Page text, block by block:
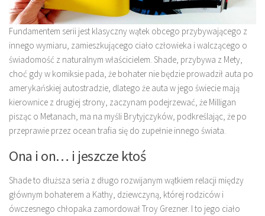
Fundamentem serii jest klasyczny wątek obcego przybywającego z
innego wymiaru, zamieszkującego ciało człowieka i walczącego o
świadomość z naturalnym właścicielem. Shade, przybywa z Mety,
choć gdy w komiksie pada, że bohater nie będzie prowadził auta po
amerykańskiej autostradzie, dlatego że auta w jego świecie mają
kierownice z drugiej strony, zaczynam podejrzewać, że Milligan
pisząc o Metanach, ma na myśli Brytyjczyków, podkreślając, że po
przeprawie przez ocean trafia się do zupełnie innego świata.
Ona i on… i jeszcze ktoś
Shade to dłuższa seria z długo rozwijanym wątkiem relacji między
głównym bohaterem a Kathy, dziewczyną, której rodziców i
ówczesnego chłopaka zamordował Troy Grezner. I to jego ciało